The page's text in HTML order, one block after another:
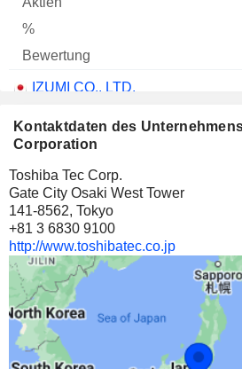
IZUMI CO., LTD.
FUJI CO., LTD.
DAIICHI CO.,LTD.
Kontaktdaten des
Corporation
Toshiba Tec Corp.
Gate City Osaki West Tower
141-8562, Tokyo
+81 3 6830 9100
http://www.toshibatec.co.jp